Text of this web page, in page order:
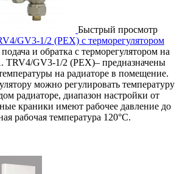
Быстрый просмотр
GV3-1/2 (PEX) с терморегулятором
и обратка с терморегулятором на
TRV4/GV3-1/2 (PEX)– предназначены
на радиаторе в помещение.
можно регулировать температуру
радиаторе, диапазон настройки от
краники имеют рабочее давление до
рабочая температура 120°C.